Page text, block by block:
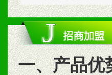
一、产品优